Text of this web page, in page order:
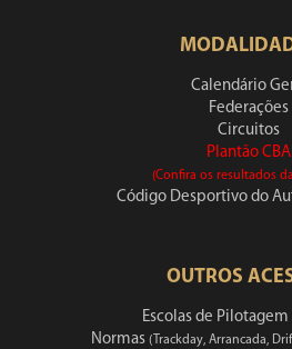
Calendário
Federações
Circuitos
Plantão CBA
(Confira os resultados
Código Desportivo do
OUTROS
Escolas de
Normas (Trackday, Arrancada,